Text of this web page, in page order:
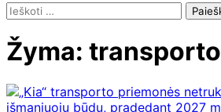
Ieškoti:
Žyma: transporto